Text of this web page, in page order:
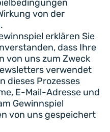
von der
erklären Sie
dass Ihre
von uns zum Zweck
verwendet
dieses Prozesses
E-Mail-Adresse und
Gewinnspiel
von uns gespeichert